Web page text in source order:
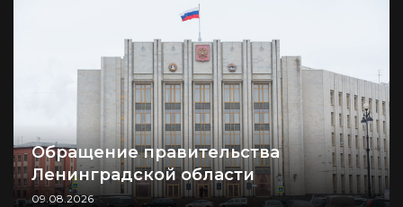
Обращение правительства
Ленинградской области
09.08.2026